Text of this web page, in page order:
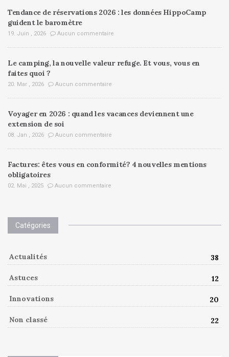
Tendance de réservations 2026 : les données HippoCamp
guident le baromètre
19. Juin , 2026 Aucun commentaire
Le camping, la nouvelle valeur refuge. Et vous, vous en
faites quoi ?
20. Mar , 2026 Aucun commentaire
Voyager en 2026 : quand les vacances deviennent une
extension de soi
08. Jan , 2026 Aucun commentaire
Factures: êtes vous en conformité? 4 nouvelles mentions
obligatoires
02. Mai , 2025 Aucun commentaire
Catégories
Actualités 38
Astuces 12
Innovations 20
Non classé 22